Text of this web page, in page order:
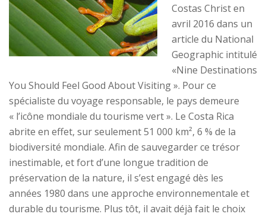
Costas Christ en
avril 2016 dans un
article du National
Geographic intitulé
«Nine Destinations
You Should Feel Good About Visiting ». Pour ce
spécialiste du voyage responsable, le pays demeure
« l’icône mondiale du tourisme vert ». Le Costa Rica
abrite en effet, sur seulement 51 000 km², 6 % de la
biodiversité mondiale. Afin de sauvegarder ce trésor
inestimable, et fort d’une longue tradition de
préservation de la nature, il s’est engagé dès les
années 1980 dans une approche environnementale et
durable du tourisme. Plus tôt, il avait déjà fait le choix